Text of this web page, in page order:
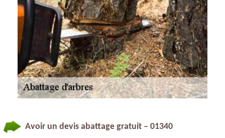
Avoir un devis abattage gratuit – 01340